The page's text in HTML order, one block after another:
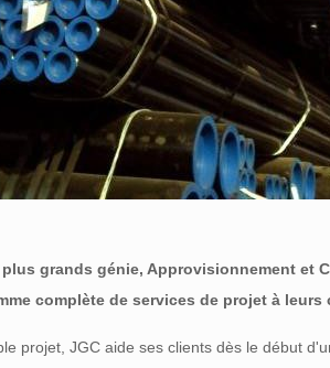
grands génie, Approvisionnement et
complète de services de projet à leurs
projet, JGC aide ses clients dès le début